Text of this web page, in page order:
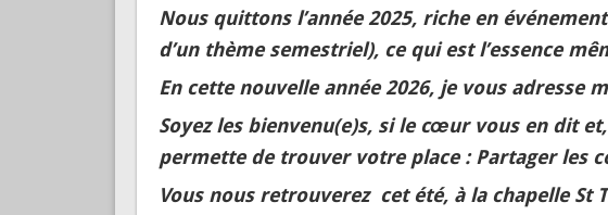
Bonjour à tous, visiteurs du siteAPB ,( Amis du
Nous quittons l’année 2025, riche en
d’un thème semestriel), ce qui est l’essence
En cette nouvelle année 2026, je vous
Soyez les bienvenu(e)s, si le cœur vous en dit
permette de trouver votre place : Partager les